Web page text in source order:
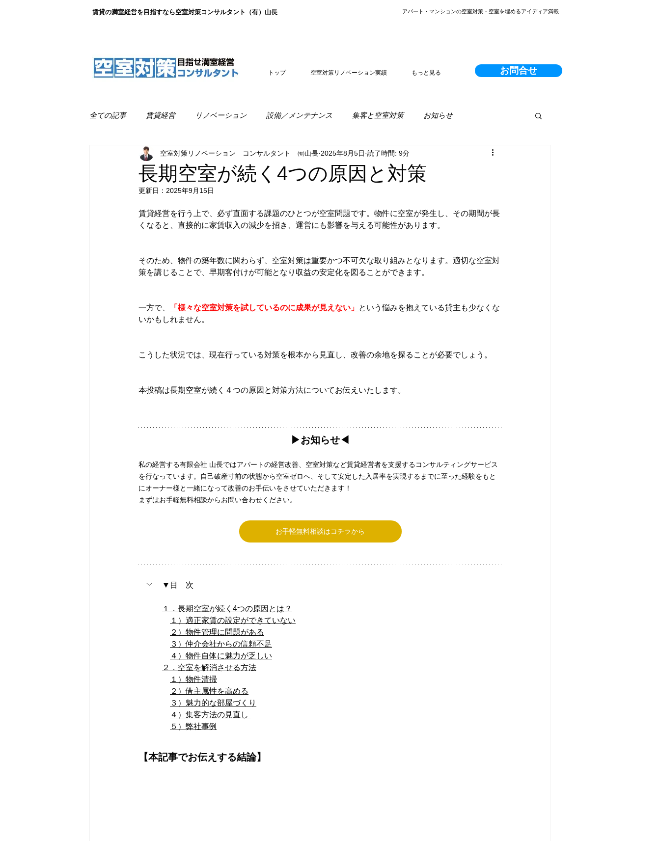
賃貸の満室経営を目指すなら空室対策コンサルタント（有）山長 ​アパート・マンションの空室対策・空室を埋めるアイディア満載
トップ 空室対策リノベーション実績 もっと見る お問合せ
全ての記事 賃貸経営 リノベーション 設備／メンテナンス 集客と空室対策 お知らせ
リノベーション事例紹介 満室経営 リノベーションの疑問
長期空室が続く4つの原因と対策
空室対策リノベーション コンサルタント ㈲山長 2025年8月5日 読了時間: 9分
更新日： 2025年9月15日
賃貸経営を行う上で、必ず直面する課題のひとつが空室問題です。物件に空室が発生し、その期間が長
くなると、直接的に家賃収入の減少を招き、運営にも影響を与える可能性があります。
そのため、物件の築年数に関わらず、空室対策は重要かつ不可欠な取り組みとなります。適切な空室対
策を講じることで、早期客付けが可能となり収益の安定化を図ることができます。
一方で、 「様々な空室対策を試しているのに成果が見えない」 という悩みを抱えている貸主も少なくな
いかもしれません。
こうした状況では、現在行っている対策を根本から見直し、改善の余地を探ることが必要でしょう。
本投稿は長期空室が続く４つの原因と対策方法についてお伝えいたします。
▶︎お知らせ◀︎
私の経営する有限会社 山長ではアパートの経営改善、空室対策など賃貸経営者を支援するコンサルティングサービス
を行なっています。自己破産寸前の状態から空室ゼロへ、そして安定した入居率を実現するまでに至った経験をもと
にオーナー様と一緒になって改善のお手伝いをさせていただきます！
まずはお手軽無料相談からお問い合わせください。
お手軽無料相談はコチラから
▼目　次
１．長期空室が続く4つの原因とは？
１）適正家賃の設定ができていない
２）物件管理に問題がある
３）仲介会社からの信頼不足
４）物件自体に魅力が乏しい
２．空室を解消させる方法
１）物件清掃
２）借主属性を高める
３）魅力的な部屋づくり
４）集客方法の見直し
５）弊社事例
【本記事でお伝えする結論】